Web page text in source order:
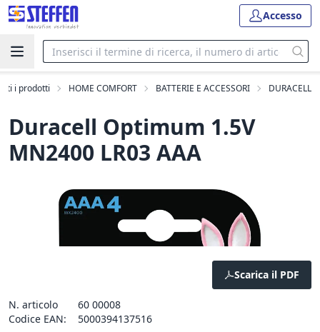
Accesso
i prodotti HOME COMFORT BATTERIE E ACCESSORI DURACELL
Duracell Optimum 1.5V
MN2400 LR03 AAA
Scarica il PDF
N. articolo
60 00008
Codice EAN:
5000394137516